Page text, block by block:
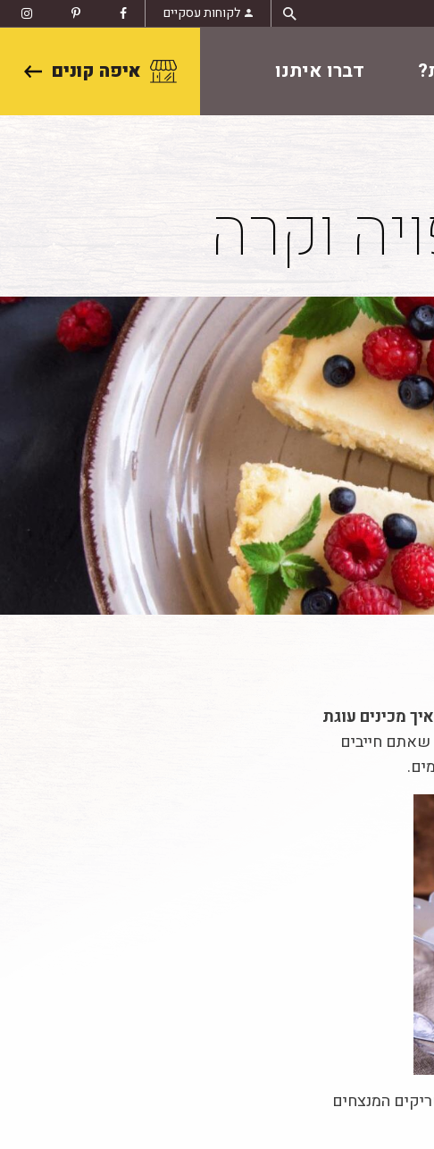
לקוחות עסקיים
דברו איתנו איפה קונים
וקרה
מכינים עוגת
חייבים
המנצחים